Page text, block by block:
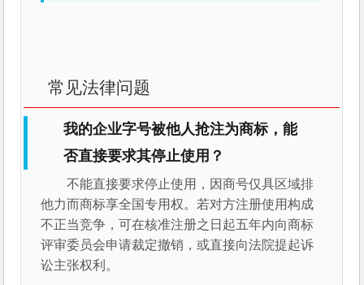
常见法律问题
我的企业字号被他人抢注为商标，能
否直接要求其停止使用？
不能直接要求停止使用，因商号仅具区域排
他力而商标享全国专用权。若对方注册使用构成
不正当竞争，可在核准注册之日起五年内向商标
评审委员会申请裁定撤销，或直接向法院提起诉
讼主张权利。